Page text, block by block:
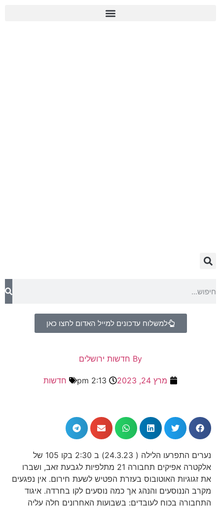
למשלוח עדכונים למייל האדום לחצו כאן
By חדשות ירושלים
מרץ 24, 2023 2:13 pm חדשות
נערים התפרעו הלילה ( 24.3.23) ב 2:30 בקו 105 של
אלקטרה אפיקים תחבורה 21 מתלפיות לגבעת זאב, ושברו
את זגוגיות האוטובוס בעזרת הפטיש לשעת חירום. אין נפגעים
מקרב הננוסעים והנהג אך כמה נוסעים לקו בחרדה. איגוד
התחבורה בכוח לעובדים: בשבועות האחרונים חלה עליה